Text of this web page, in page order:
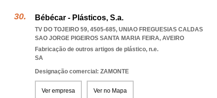
Bébécar - Plásticos, S.a.
TV DO TOJEIRO 59, 4505-685, UNIAO FREGUESIAS CALDAS
SAO JORGE PIGEIROS SANTA MARIA FEIRA, AVEIRO
Fabricação de outros artigos de plástico, n.e.
SA
Designação comercial: ZAMONTE
Ver empresa Ver no Mapa